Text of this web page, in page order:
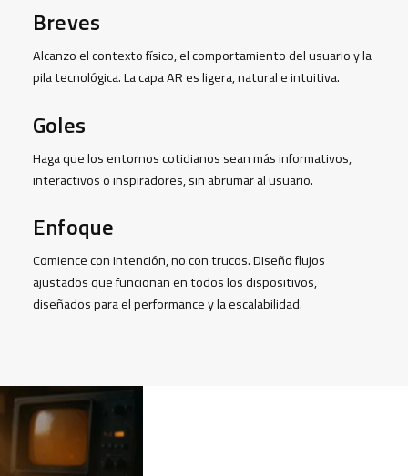
Breves
Alcanzo el contexto físico, el comportamiento del usuario y la
pila tecnológica. La capa AR es ligera, natural e intuitiva.
Goles
Haga que los entornos cotidianos sean más informativos,
interactivos o inspiradores, sin abrumar al usuario.
Enfoque
Comience con intención, no con trucos. Diseño flujos
ajustados que funcionan en todos los dispositivos,
diseñados para el performance y la escalabilidad.